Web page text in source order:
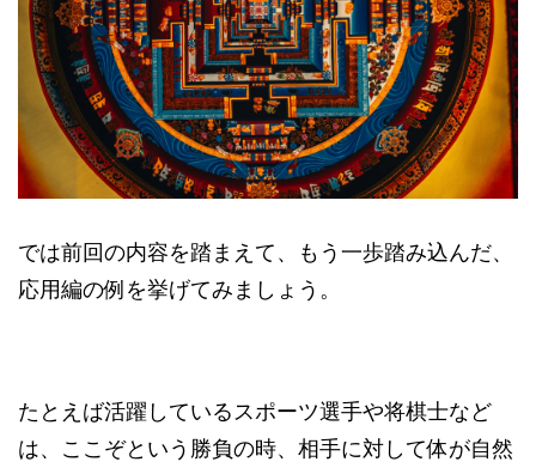
では前回の内容を踏まえて、もう一歩踏み込んだ、
応用編の例を挙げてみましょう。
たとえば活躍しているスポーツ選手や将棋士など
は、ここぞという勝負の時、相手に対して体が自然